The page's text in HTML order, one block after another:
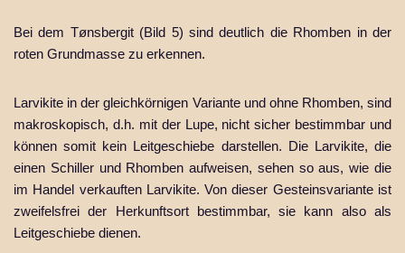
Bei dem Tønsbergit (Bild 5) sind deutlich die Rhomben in der
roten Grundmasse zu erkennen.
Larvikite in der gleichkörnigen Variante und ohne Rhomben, sind
makroskopisch, d.h. mit der Lupe, nicht sicher bestimmbar und
können somit kein Leitgeschiebe darstellen. Die Larvikite, die
einen Schiller und Rhomben aufweisen, sehen so aus, wie die
im Handel verkauften Larvikite. Von dieser Gesteinsvariante ist
zweifelsfrei der Herkunftsort bestimmbar, sie kann also als
Leitgeschiebe dienen.